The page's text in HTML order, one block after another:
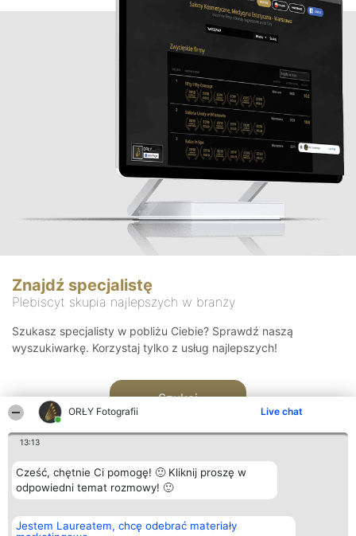
ORŁY Fotografii Live chat
13:13
Cześć, chętnie Ci pomogę! 🙂 Kliknij proszę w
odpowiedni temat rozmowy! 🙂
Jestem Laureatem, chcę odebrać materiały
Znajdź specjalistę
Plebiscyt skupia najlepszych w branży
Szukasz specjalisty w pobliżu Ciebie? Sprawdź naszą
wyszukiwarkę. Korzystaj tylko z usług najlepszych!
Szukaj
Organizator plebiscytu
Bright Side Solutions sp. z o.
Plebiscyt
Laureaci
Kontakt
Kontakt